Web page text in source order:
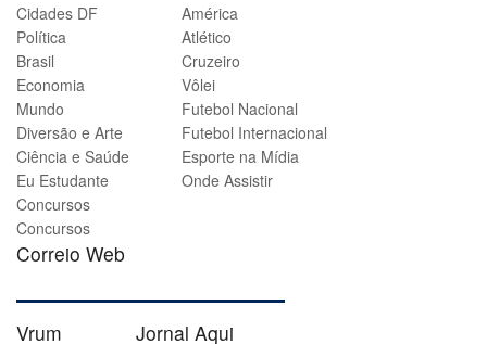
Cidades DF
Política
Brasil
Economia
Mundo
Diversão e Arte
Ciência e Saúde
Eu Estudante
Concursos
Concursos
Correio Web
América
Atlético
Cruzeiro
Vôlei
Futebol Nacional
Futebol Internacional
Esporte na Mídia
Onde Assistir
Vrum Jornal Aqui